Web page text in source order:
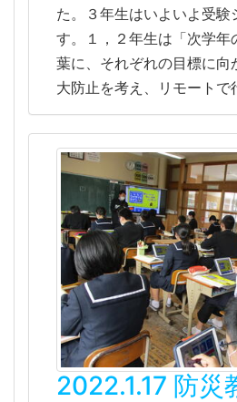
た。３年生はいよいよ受験
す。１，２年生は「次学年
葉に、それぞれの目標に向
大防止を考え、リモートで
2022.1.17 防災